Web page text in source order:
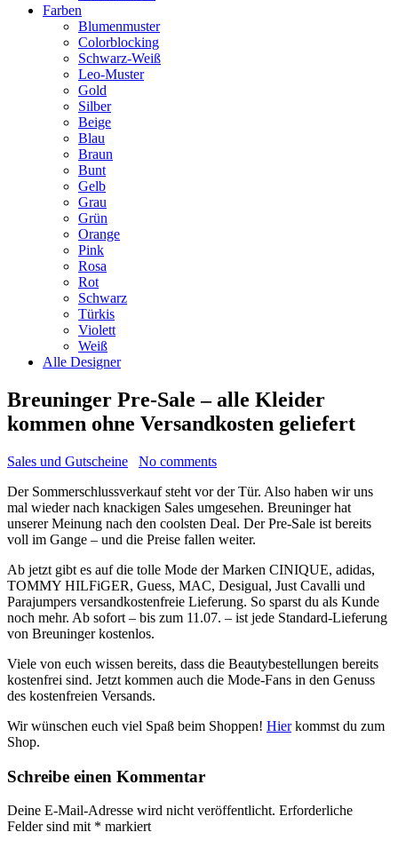
Farben
Blumenmuster
Colorblocking
Schwarz-Weiß
Leo-Muster
Gold
Silber
Beige
Blau
Braun
Bunt
Gelb
Grau
Grün
Orange
Pink
Rosa
Rot
Schwarz
Türkis
Violett
Weiß
Alle Designer
Breuninger Pre-Sale – alle Kleider
kommen ohne Versandkosten geliefert
Sales und Gutscheine
No comments
Der Sommerschlussverkauf steht vor der Tür. Also haben wir uns
mal wieder nach knackigen Sales umgesehen. Breuninger hat
unserer Meinung nach den coolsten Deal. Der Pre-Sale ist bereits
voll im Gange – und die Preise fallen weiter.
Ab jetzt gibt es auf die tolle Mode der Marken CINIQUE, adidas,
TOMMY HILFiGER, Guess, MAC, Desigual, Just Cavalli und
Parajumpers versandkostenfreie Lieferung. So sparst du als Kunde
noch mehr. Ab sofort – bis zum 11.07. – ist jede Standard-Lieferung
von Breuninger kostenlos.
Viele von euch wissen bereits, dass die Beautybestellungen bereits
kostenfrei sind. Jetzt kommen auch die Mode-Fans in den Genuss
des kostenfreien Versands.
Wir wünschen euch viel Spaß beim Shoppen! Hierkommst du zum
Shop.
Schreibe einen Kommentar
Deine E-Mail-Adresse wird nicht veröffentlicht. Erforderliche
Felder sind mit * markiert